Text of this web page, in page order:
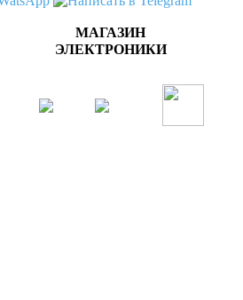
МАГАЗИН
ЭЛЕКТРОНИКИ